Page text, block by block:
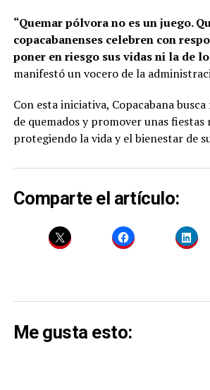
“Quemar pólvora no es un juego.
copacabanenses celebren con
poner en riesgo sus vidas ni la de
manifestó un vocero de la
Con esta iniciativa, Copacabana
de quemados y promover unas fiestas
protegiendo la vida y el bienestar de
Comparte el artículo:
Me gusta esto: